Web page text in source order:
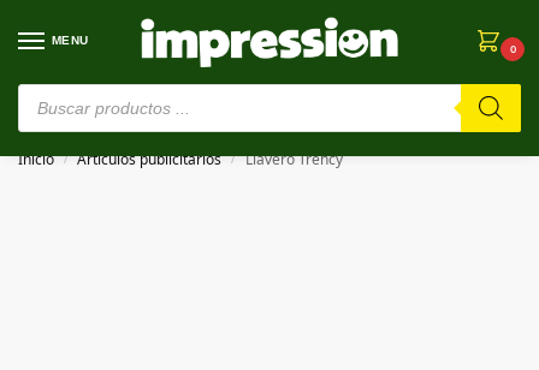
MENU
0
⚠️ Estamos en pruebas. Si algo falla, ¡Perdón!⚠️
Inicio / Artículos publicitarios / Llavero Trency